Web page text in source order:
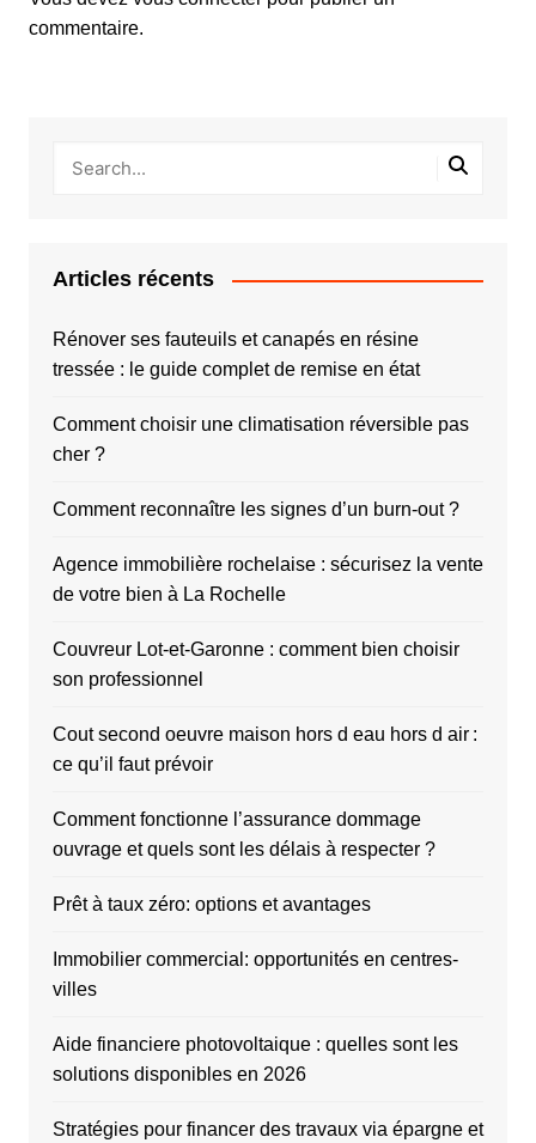
commentaire.
Articles récents
Rénover ses fauteuils et canapés en résine
tressée : le guide complet de remise en état
Comment choisir une climatisation réversible pas
cher ?
Comment reconnaître les signes d’un burn-out ?
Agence immobilière rochelaise : sécurisez la vente
de votre bien à La Rochelle
Couvreur Lot-et-Garonne : comment bien choisir
son professionnel
Cout second oeuvre maison hors d eau hors d air :
ce qu’il faut prévoir
Comment fonctionne l’assurance dommage
ouvrage et quels sont les délais à respecter ?
Prêt à taux zéro: options et avantages
Immobilier commercial: opportunités en centres-
villes
Aide financiere photovoltaique : quelles sont les
solutions disponibles en 2026
Stratégies pour financer des travaux via épargne et